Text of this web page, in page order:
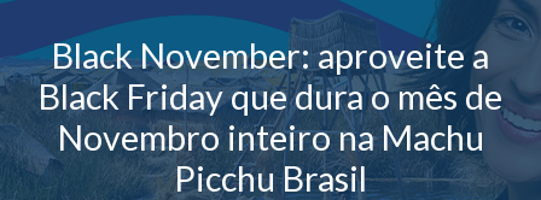
Black November: aproveite a
Black Friday que dura o mês de
Novembro inteiro na Machu
Picchu Brasil